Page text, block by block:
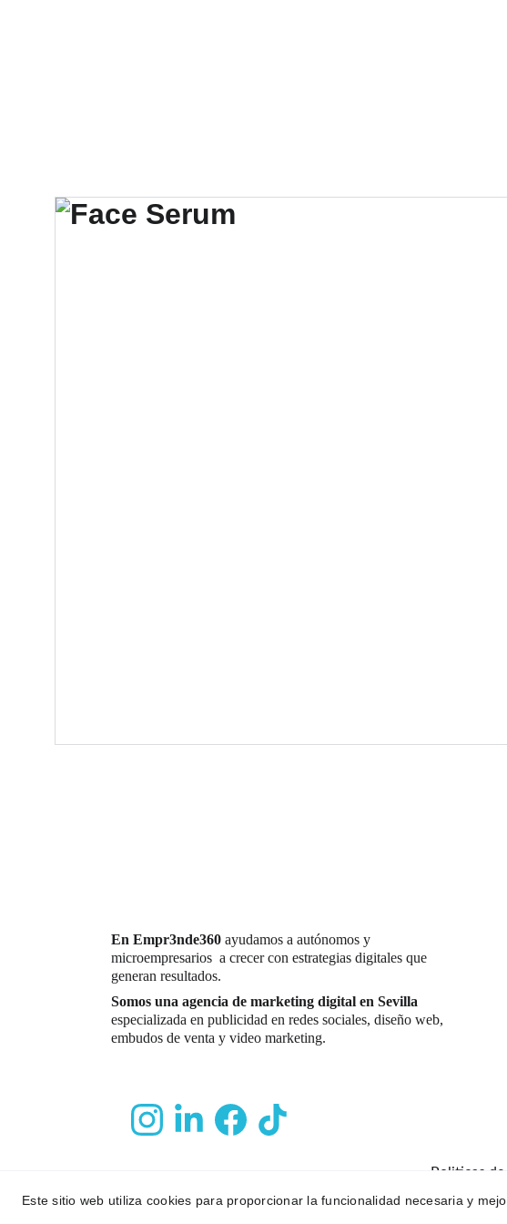
Politicas
En Empr3nde360 ayudamos a autónomos y
microempresarios  a crecer con estrategias digitales que
generan resultados.
Somos una agencia de marketing digital en Sevilla
especializada en publicidad en redes sociales, diseño web,
embudos de venta y video marketing.
Este sitio web utiliza cookies para proporcionar la funcionalidad necesaria y